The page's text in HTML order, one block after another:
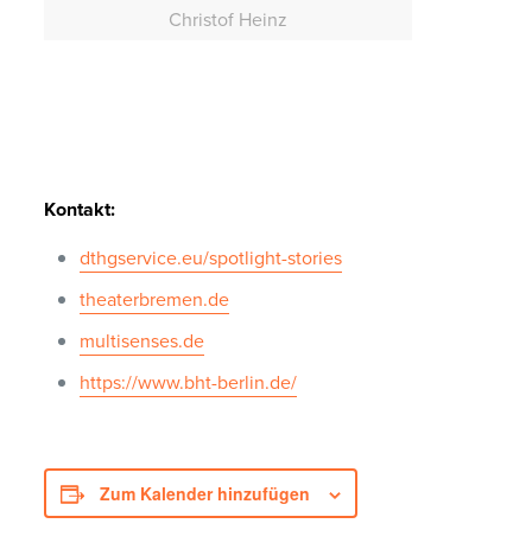
Christof Heinz
Kontakt:
dthgservice.eu/spotlight-stories
theaterbremen.de
multisenses.de
https://www.bht-berlin.de/
Zum Kalender hinzufügen